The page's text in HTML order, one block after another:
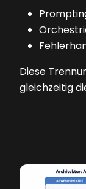
Diese
gleichzeitig